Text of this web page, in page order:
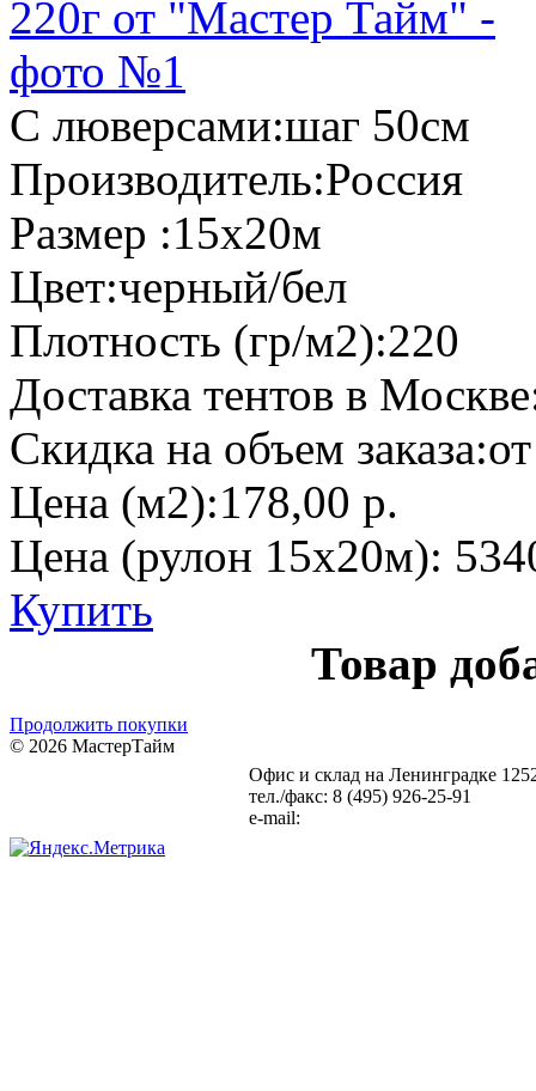
С люверсами:шаг 50см
Производитель:Россия
Размер :15х20м
Цвет:черный/бел
Плотность (гр/м2):220
Доставка тентов в
Скидка на объем заказа:
Цена (м2):178,00 р.
Цена (рулон 15х20м):
Купить
Товар
Продолжить покупки
© 2026 МастерТайм
Офис и склад на Ленинградке
тел./факс: 8 (495) 926-25-91
e-mail: